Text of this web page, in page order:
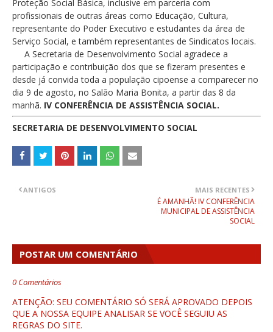
Proteção Social Básica, inclusive em parceria com
profissionais de outras áreas como Educação, Cultura,
representante do Poder Executivo e estudantes da área de
Serviço Social, e também representantes de Sindicatos locais.
A Secretaria de Desenvolvimento Social agradece a
participação e contribuição dos que se fizeram presentes e
desde já convida toda a população cipoense a comparecer no
dia 9 de agosto, no Salão Maria Bonita, a partir das 8 da
manhã. IV CONFERÊNCIA DE ASSISTÊNCIA SOCIAL.
SECRETARIA DE DESENVOLVIMENTO SOCIAL
MAIS RECENTES
É AMANHÃ! IV CONFERÊNCIA
MUNICIPAL DE ASSISTÊNCIA
SOCIAL
ANTIGOS
POSTAR UM COMENTÁRIO
0 Comentários
ATENÇÃO: SEU COMENTÁRIO SÓ SERÁ APROVADO DEPOIS
QUE A NOSSA EQUIPE ANALISAR SE VOCÊ SEGUIU AS
REGRAS DO SITE.